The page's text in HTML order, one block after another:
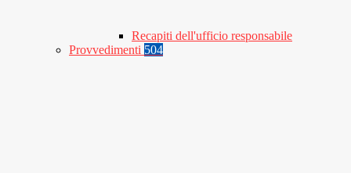
Recapiti dell'ufficio responsabile
Provvedimenti 504